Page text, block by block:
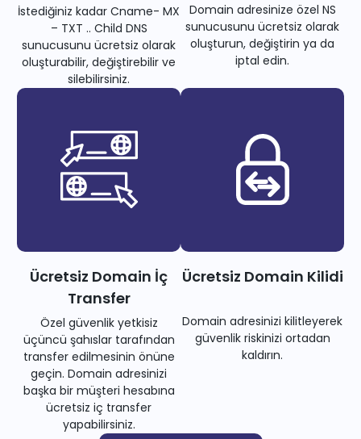
İstediğiniz kadar Cname- MX
– TXT .. Child DNS
sunucusunu ücretsiz olarak
oluşturabilir, değiştirebilir ve
silebilirsiniz.
Domain adresinize özel NS
sunucusunu ücretsiz olarak
oluşturun, değiştirin ya da
iptal edin.
Ücretsiz Domain İç
Transfer
Özel güvenlik yetkisiz
üçüncü şahıslar tarafından
transfer edilmesinin önüne
geçin. Domain adresinizi
başka bir müşteri hesabına
ücretsiz iç transfer
yapabilirsiniz.
Ücretsiz Domain Kilidi
Domain adresinizi kilitleyerek
güvenlik riskinizi ortadan
kaldırın.